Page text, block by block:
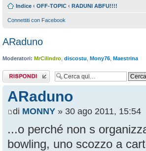
Indice ‹ OFF-TOPIC ‹ RADUNI ABFU!!!!
Connettiti con Facebook
ARaduno
Moderatori: MrCilindro discostu Mony76 Maestrina
Rispondi al
messaggio
ARaduno
di MONNY » 30 ago 2011, 15:54
...o perché non s
bowling, uno scozzo a